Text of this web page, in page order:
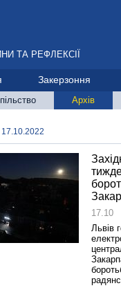
ТА РЕФЛЕКСІЇ
Закерзоння
Архів
17.10.2022
17.10
Львів